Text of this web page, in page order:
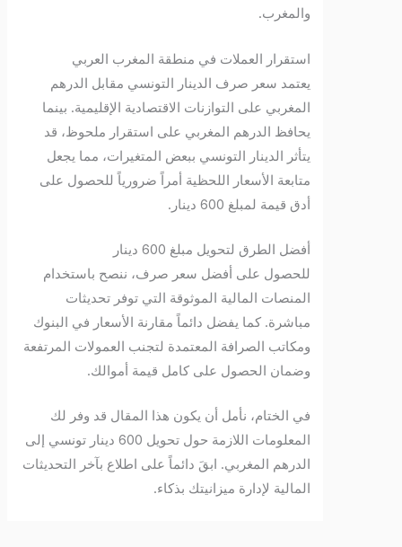
والمغرب.
استقرار العملات في منطقة المغرب العربي
يعتمد سعر صرف الدينار التونسي مقابل الدرهم
المغربي على التوازنات الاقتصادية الإقليمية. بينما
يحافظ الدرهم المغربي على استقرار ملحوظ، قد
يتأثر الدينار التونسي ببعض المتغيرات، مما يجعل
متابعة الأسعار اللحظية أمراً ضرورياً للحصول على
أدق قيمة لمبلغ 600 دينار.
أفضل الطرق لتحويل مبلغ 600 دينار
للحصول على أفضل سعر صرف، ننصح باستخدام
المنصات المالية الموثوقة التي توفر تحديثات
مباشرة. كما يفضل دائماً مقارنة الأسعار في البنوك
ومكاتب الصرافة المعتمدة لتجنب العمولات المرتفعة
وضمان الحصول على كامل قيمة أموالك.
في الختام، نأمل أن يكون هذا المقال قد وفر لك
المعلومات اللازمة حول تحويل 600 دينار تونسي إلى
الدرهم المغربي. ابقَ دائماً على اطلاع بآخر التحديثات
المالية لإدارة ميزانيتك بذكاء.